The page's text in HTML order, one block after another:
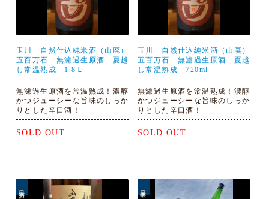
玉川 自然仕込純米酒（山廃）
五百万石 無濾過生原酒 夏越
し常温熟成 1.8Ｌ
無濾過生原酒を常温熟成！濃醇
かつジューシーな旨味のしっか
りとした辛口酒！
SOLD OUT
玉川 自然仕込純米酒（山廃）
五百万石 無濾過生原酒 夏越
し常温熟成 720ml
無濾過生原酒を常温熟成！濃醇
かつジューシーな旨味のしっか
りとした辛口酒！
SOLD OUT